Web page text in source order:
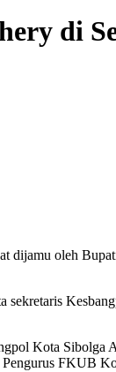
di
oleh
Kota
Pengurus FKUB